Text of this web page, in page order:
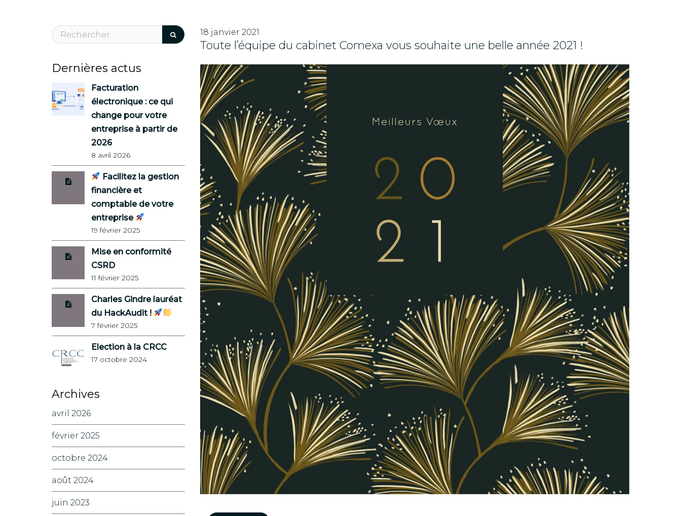
18 janvier 2021
Toute l’équipe du cabinet Comexa vous souhaite une belle année 2021 !
Dernières actus
Facturation
électronique : ce qui
change pour votre
entreprise à partir de
2026
8 avril 2026
Facilitez la gestion
financière et
comptable de votre
entreprise
19 février 2025
Mise en conformité
CSRD
11 février 2025
Charles Gindre lauréat
du HackAudit !
7 février 2025
Election à la CRCC
17 octobre 2024
Archives
avril 2026
février 2025
octobre 2024
août 2024
juin 2023